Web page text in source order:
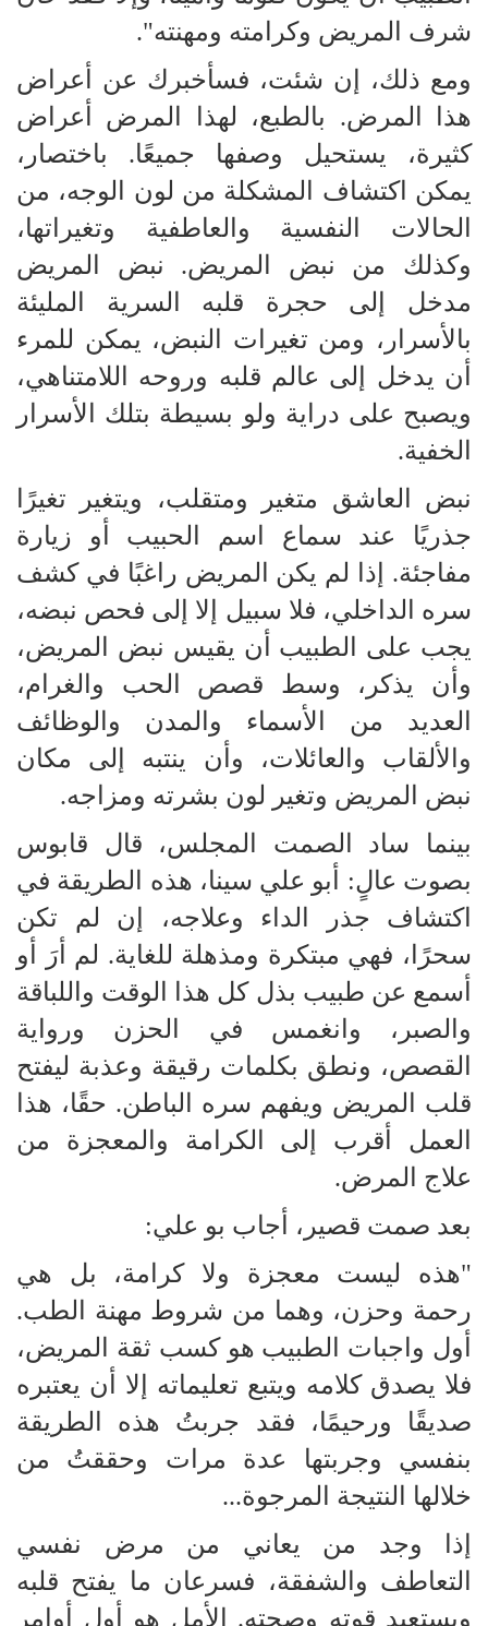
شرف المريض وكرامته ومهنته".
ومع ذلك، إن شئت، فسأخبرك عن أعراض
هذا المرض. بالطبع، لهذا المرض أعراض
كثيرة، يستحيل وصفها جميعًا. باختصار،
يمكن اكتشاف المشكلة من لون الوجه، من
الحالات النفسية والعاطفية وتغيراتها،
وكذلك من نبض المريض. نبض المريض
مدخل إلى حجرة قلبه السرية المليئة
بالأسرار، ومن تغيرات النبض، يمكن للمرء
أن يدخل إلى عالم قلبه وروحه اللامتناهي،
ويصبح على دراية ولو بسيطة بتلك الأسرار
الخفية.
نبض العاشق متغير ومتقلب، ويتغير تغيرًا
جذريًا عند سماع اسم الحبيب أو زيارة
مفاجئة. إذا لم يكن المريض راغبًا في كشف
سره الداخلي، فلا سبيل إلا إلى فحص نبضه،
يجب على الطبيب أن يقيس نبض المريض،
وأن يذكر، وسط قصص الحب والغرام،
العديد من الأسماء والمدن والوظائف
والألقاب والعائلات، وأن ينتبه إلى مكان
نبض المريض وتغير لون بشرته ومزاجه.
بينما ساد الصمت المجلس، قال قابوس
بصوت عالٍ: أبو علي سينا، هذه الطريقة في
اكتشاف جذر الداء وعلاجه، إن لم تكن
سحرًا، فهي مبتكرة ومذهلة للغاية. لم أرَ أو
أسمع عن طبيب بذل كل هذا الوقت واللباقة
والصبر، وانغمس في الحزن ورواية
القصص، ونطق بكلمات رقيقة وعذبة ليفتح
قلب المريض ويفهم سره الباطن. حقًا، هذا
العمل أقرب إلى الكرامة والمعجزة من
علاج المرض.
بعد صمت قصير، أجاب بو علي:
"هذه ليست معجزة ولا كرامة، بل هي
رحمة وحزن، وهما من شروط مهنة الطب.
أول واجبات الطبيب هو كسب ثقة المريض،
فلا يصدق كلامه ويتبع تعليماته إلا أن يعتبره
صديقًا ورحيمًا، فقد جربتُ هذه الطريقة
بنفسي وجربتها عدة مرات وحققتُ من
خلالها النتيجة المرجوة...
إذا وجد من يعاني من مرض نفسي
التعاطف والشفقة، فسرعان ما يفتح قلبه
ويستعيد قوته وصحته. الأمل هو أول أوامر